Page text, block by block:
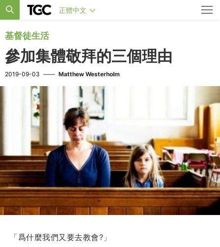
正體中文
基督徒生活
參加集體敬拜的三個理由
2019-09-03 —— Matthew Westerholm
「爲什麼我們又要去教會?」